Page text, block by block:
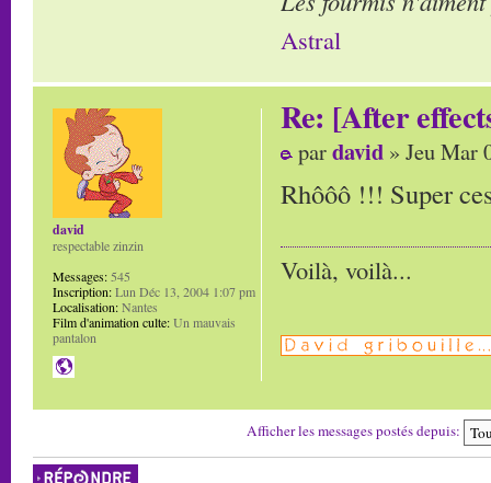
Astral
Re: [After
pardavid » Jeu Mar
Rhôôô !!! Super
Voilà, voilà...
david
respectable zinzin
Messages: 545
Inscription:Lun Déc 13, 2004 1:07 pm
Localisation:Nantes
Film d'animation culte:Un mauvais
pantalon
Afficher les messages postés depuis:
Répondre